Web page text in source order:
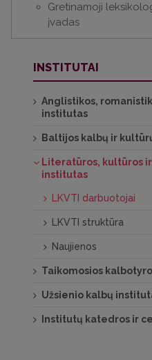
Gretinamoji
įvadas
INSTITUTAI
Anglistikos,
institutas
Baltijos kalbų ir
Literatūros, kultūros
institutas
LKVTI darbuotojai
LKVTI struktūra
Naujienos
Taikomosios
Užsienio kalbų
Institutų katedros ir